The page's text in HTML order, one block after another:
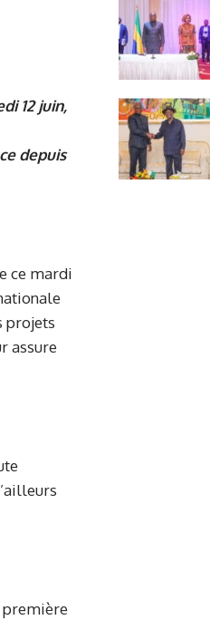
12 juin,
depuis
ce mardi
projets
assure
première